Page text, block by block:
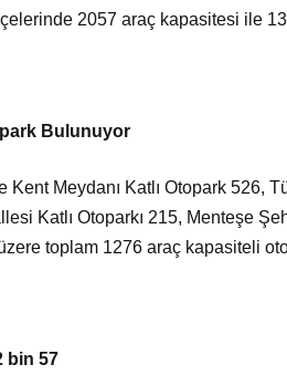
2057 araç kapasitesi ile
Bulunuyor
Kent Meydanı Katlı Otopark 526,
Katlı Otoparkı 215, Menteşe
toplam 1276 araç kapasiteli
bin 57